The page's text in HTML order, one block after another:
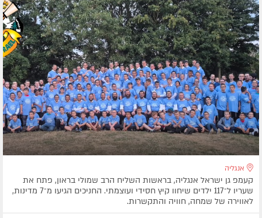
אנגליה
קעמפ גן ישראל אנגליה, בראשות השליח הרב שמולי בראון, פתח את
שעריו ל־117 ילדים שיחוו קיץ חסידי ועוצמתי. החניכים הגיעו מ־7 מדינות,
לאווירה של שמחה, חוויה והתקשרות.